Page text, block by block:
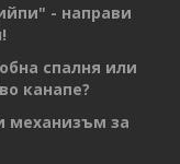
- направи
спалня или
канапе?
механизъм за